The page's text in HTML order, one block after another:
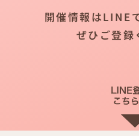
開催情報はLINE
ぜひご登録